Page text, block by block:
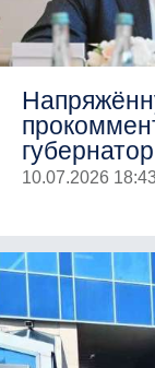
губернатор
10.07.2026